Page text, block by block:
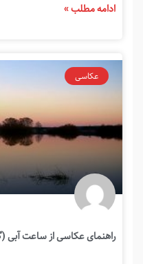
ادامه مطلب »
عکاسی
راهنمای عکاسی از ساعت